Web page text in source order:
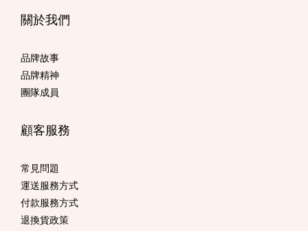
關於我們
品牌故事
品牌精神
團隊成員
顧客服務
常見問題
運送服務方式
付款服務方式
退換貨政策